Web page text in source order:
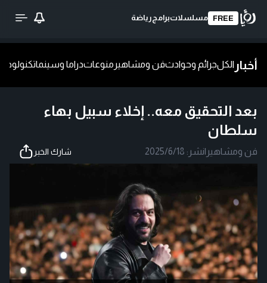
FREE مسلسلاتبرامج رياضة
أخبار الكلجرائم وحوادثفن ومشاهير منوعاتدراما وسينماتكنولوجيا
بعد التحقيق معه.. إخلاء سبيل بهاء
سلطان
فن ومشاهير |نشر: 2025/6/18 شارك الخبر